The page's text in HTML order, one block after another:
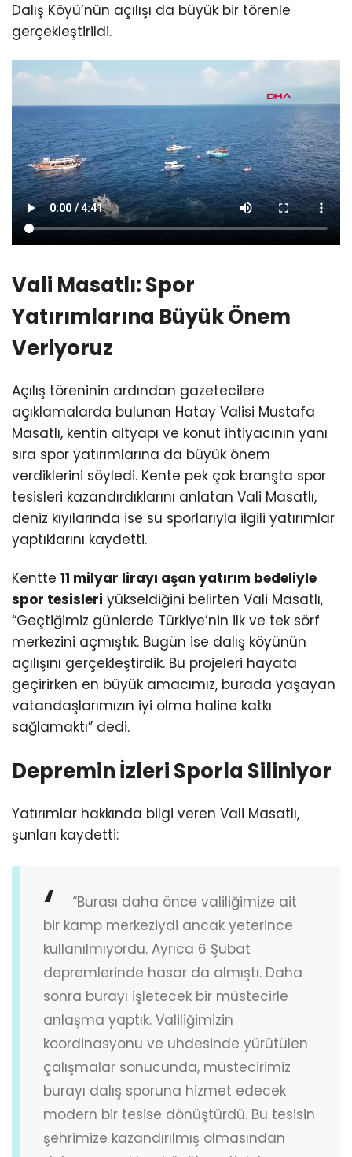
Dalış Köyü’nün açılışı da büyük bir törenle
gerçekleştirildi.
Vali Masatlı: Spor
Yatırımlarına Büyük Önem
Veriyoruz
Açılış töreninin ardından gazetecilere
açıklamalarda bulunan Hatay Valisi Mustafa
Masatlı, kentin altyapı ve konut ihtiyacının yanı
sıra spor yatırımlarına da büyük önem
verdiklerini söyledi. Kente pek çok branşta spor
tesisleri kazandırdıklarını anlatan Vali Masatlı,
deniz kıyılarında ise su sporlarıyla ilgili yatırımlar
yaptıklarını kaydetti.
Kentte 11 milyar lirayı aşan yatırım bedeliyle
spor tesisleri yükseldiğini belirten Vali Masatlı,
“Geçtiğimiz günlerde Türkiye’nin ilk ve tek sörf
merkezini açmıştık. Bugün ise dalış köyünün
açılışını gerçekleştirdik. Bu projeleri hayata
geçirirken en büyük amacımız, burada yaşayan
vatandaşlarımızın iyi olma haline katkı
sağlamaktı” dedi.
Depremin İzleri Sporla Siliniyor
Yatırımlar hakkında bilgi veren Vali Masatlı,
şunları kaydetti:
“Burası daha önce valiliğimize ait
bir kamp merkeziydi ancak yeterince
kullanılmıyordu. Ayrıca 6 Şubat
depremlerinde hasar da almıştı. Daha
sonra burayı işletecek bir müstecirle
anlaşma yaptık. Valiliğimizin
koordinasyonu ve uhdesinde yürütülen
çalışmalar sonucunda, müstecirimiz
burayı dalış sporuna hizmet edecek
modern bir tesise dönüştürdü. Bu tesisin
şehrimize kazandırılmış olmasından